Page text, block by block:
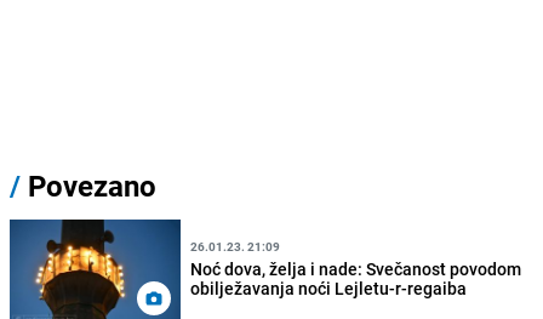
/ Povezano
26.01.23. 21:09
Noć dova, želja i nade: Svečanost povodom
obilježavanja noći Lejletu-r-regaiba